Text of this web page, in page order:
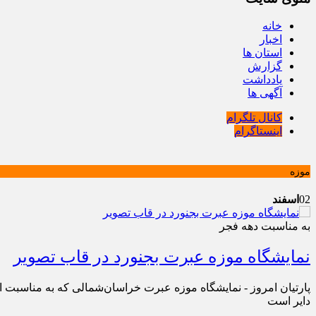
خانه
اخبار
استان ها
گزارش
یادداشت
آگهی ها
کانال تلگرام
اینستاگرام
موزه
02 اسفند
به مناسبت دهه فجر
نمایشگاه موزه عبرت بجنورد در قاب تصویر
دایر است